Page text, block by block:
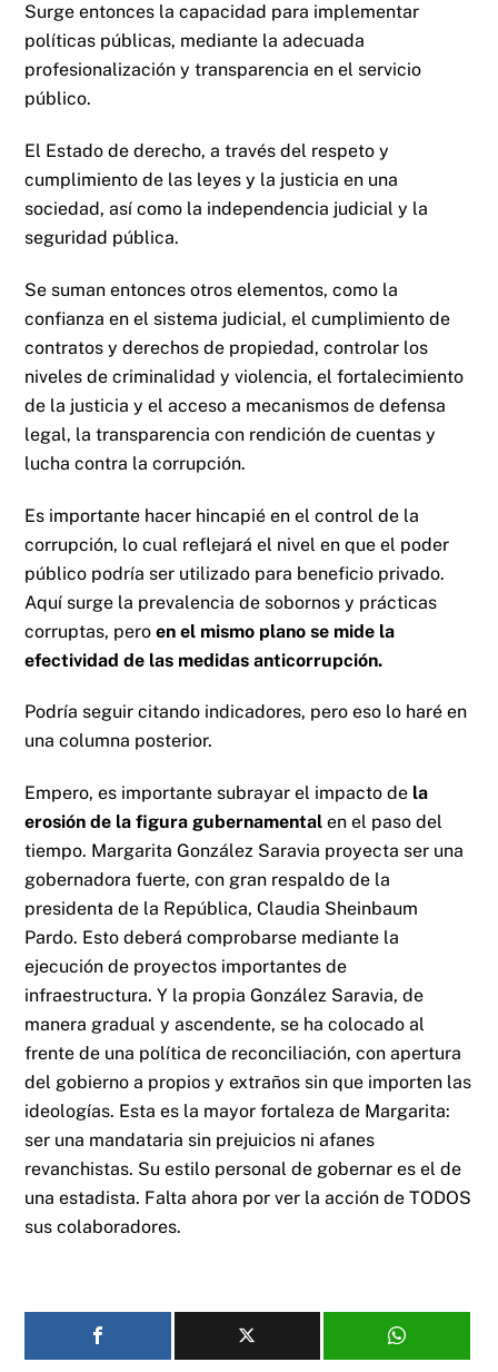
Surge entonces la capacidad para implementar
políticas públicas, mediante la adecuada
profesionalización y transparencia en el servicio
público.
El Estado de derecho, a través del respeto y
cumplimiento de las leyes y la justicia en una
sociedad, así como la independencia judicial y la
seguridad pública.
Se suman entonces otros elementos, como la
confianza en el sistema judicial, el cumplimiento de
contratos y derechos de propiedad, controlar los
niveles de criminalidad y violencia, el fortalecimiento
de la justicia y el acceso a mecanismos de defensa
legal, la transparencia con rendición de cuentas y
lucha contra la corrupción.
Es importante hacer hincapié en el control de la
corrupción, lo cual reflejará el nivel en que el poder
público podría ser utilizado para beneficio privado.
Aquí surge la prevalencia de sobornos y prácticas
corruptas, peroen el mismo plano se mide la
efectividad de las medidas anticorrupción.
Podría seguir citando indicadores, pero eso lo haré en
una columna posterior.
Empero, es importante subrayar el impacto de la
erosión de la figura gubernamental en el paso del
tiempo. Margarita González Saravia proyecta ser una
gobernadora fuerte, con gran respaldo de la
presidenta de la República, Claudia Sheinbaum
Pardo. Esto deberá comprobarse mediante la
ejecución de proyectos importantes de
infraestructura. Y la propia González Saravia, de
manera gradual y ascendente, se ha colocado al
frente de una política de reconciliación, con apertura
del gobierno a propios y extraños sin que importen las
ideologías. Esta es la mayor fortaleza de Margarita:
ser una mandataria sin prejuicios ni afanes
revanchistas. Su estilo personal de gobernar es el de
una estadista. Falta ahora por ver la acción de TODOS
sus colaboradores.